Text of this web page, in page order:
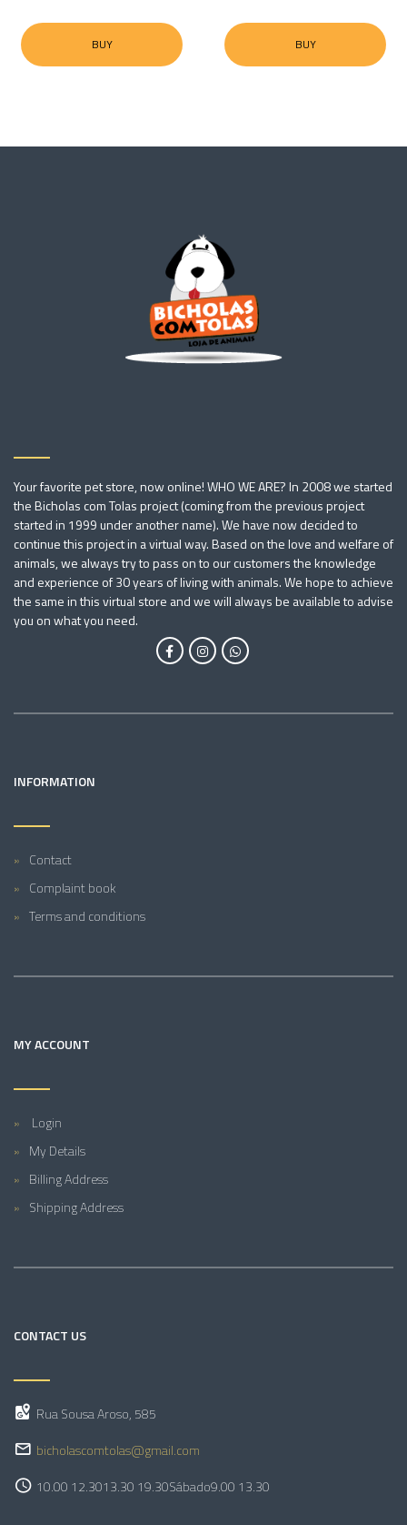
BUY BUY
Your favorite pet store, now online! WHO WE ARE? In 2008 we started
the Bicholas com Tolas project (coming from the previous project
started in 1999 under another name). We have now decided to
continue this project in a virtual way. Based on the love and welfare of
animals, we always try to pass on to our customers the knowledge
and experience of 30 years of living with animals. We hope to achieve
the same in this virtual store and we will always be available to advise
you on what you need.
INFORMATION
Contact
Complaint book
Terms and conditions
MY ACCOUNT
Login
My Details
Billing Address
Shipping Address
CONTACT US
Rua Sousa Aroso, 585
bicholascomtolas@gmail.com
10.00 12.3013.30 19.30Sábado9.00 13.30